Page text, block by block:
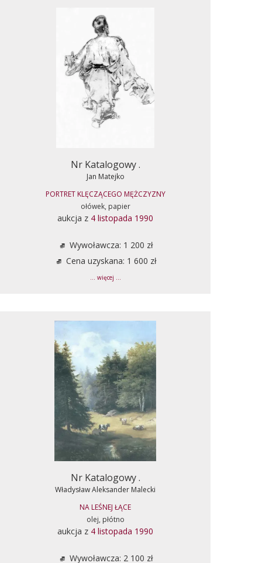
Nr Katalogowy .
Jan Matejko
PORTRET KLĘCZĄCEGO MĘŻCZYZNY
ołówek, papier
aukcja z 4 listopada 1990
Wywoławcza: 1 200 zł
Cena uzyskana: 1 600 zł
... więcej ...
Nr Katalogowy .
Władysław Aleksander Malecki
NA LEŚNEJ ŁĄCE
olej, płótno
aukcja z 4 listopada 1990
Wywoławcza: 2 100 zł